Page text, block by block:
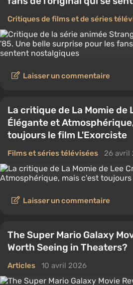
Critiques de films et de séries
Laisser un commentaire
La critique de La Momie de
Élégante et
toujours le film L'Exorciste
Films et séries télévisées 26 avril
Laisser un commentaire
The Super Mario Galaxy
Worth Seeing in Theaters?
Articles 10 avril 2026